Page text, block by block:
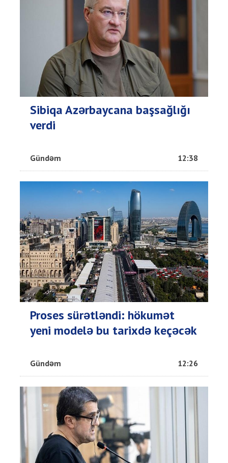
Sibiqa Azərbaycana başsağlığı
verdi
Gündəm 12:38
Proses sürətləndi: hökumət
yeni modelə bu tarixdə keçəcək
Gündəm 12:26